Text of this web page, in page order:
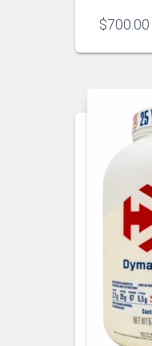
$700.00